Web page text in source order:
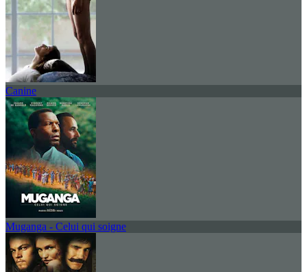
Canine
Muganga - Celui qui soigne